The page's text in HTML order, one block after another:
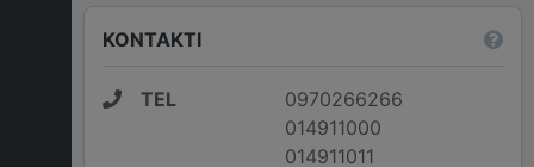
KONTAKTI
TEL
0970266266
014911000
014911011